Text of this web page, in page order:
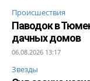
Происшествия
Паводок в
дачных домов
06.08.2026 13:17
Звезды